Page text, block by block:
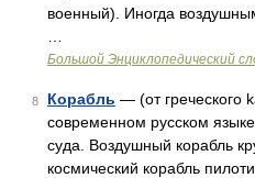
военный). Иногда
Большой Энциклопедический
8 Корабль — (от греческого
современном русском
суда. Воздушный корабль
космический корабль